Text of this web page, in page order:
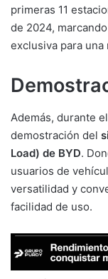
primeras 11
de 2024,
exclusiva para una
Además, durante
demostración del
Load) de BYD.
usuarios de
versatilidad y
facilidad de uso.